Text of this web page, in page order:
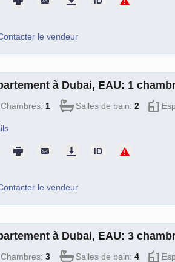
le vendeur
à Dubai, EAU: 1
Chambres: 1 Salles de bain: 2
le vendeur
à Dubai, EAU: 3
Chambres: 3 Salles de bain: 4